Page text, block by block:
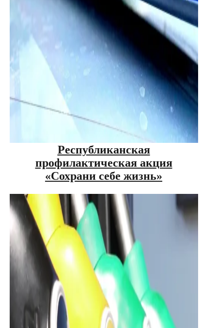
Республиканская
профилактическая акция
«Сохрани себе жизнь»